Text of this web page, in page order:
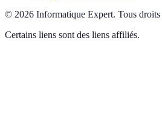
© 2026 Informatique Expert. Tous droits
Certains liens sont des liens affiliés.